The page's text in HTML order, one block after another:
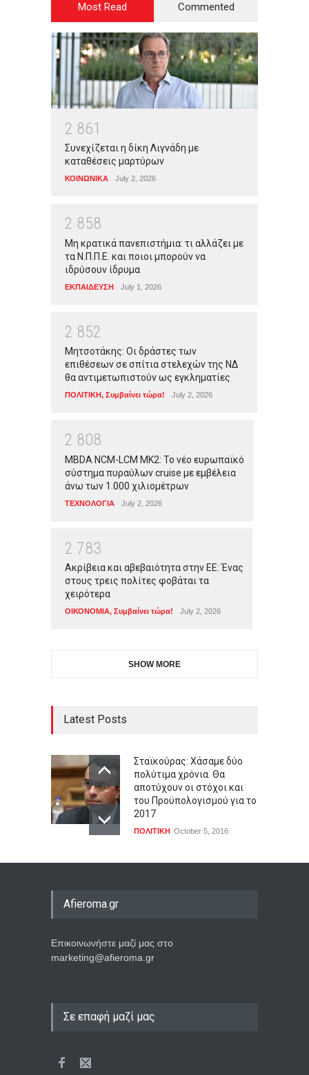
Most Read Commented
2 861
Συνεχίζεται η δίκη Λιγνάδη με
καταθέσεις μαρτύρων
ΚΟΙΝΩΝΙΚΑ July 2, 2026
2 858
Μη κρατικά πανεπιστήμια: τι αλλάζει με
τα Ν.Π.Π.Ε. και ποιοι μπορούν να
ιδρύσουν ίδρυμα
ΕΚΠΑΙΔΕΥΣΗ July 1, 2026
2 852
Μητσοτάκης: Οι δράστες των
επιθέσεων σε σπίτια στελεχών της ΝΔ
θα αντιμετωπιστούν ως εγκληματίες
ΠΟΛΙΤΙΚΗ, Συμβαίνει τώρα! July 2, 2026
2 808
MBDA NCM-LCM MK2: Το νέο ευρωπαϊκό
σύστημα πυραύλων cruise με εμβέλεια
άνω των 1.000 χιλιομέτρων
ΤΕΧΝΟΛΟΓΙΑ July 2, 2026
2 783
Ακρίβεια και αβεβαιότητα στην ΕΕ: Ένας
στους τρεις πολίτες φοβάται τα
χειρότερα
ΟΙΚΟΝΟΜΙΑ, Συμβαίνει τώρα! July 2, 2026
SHOW MORE
Latest Posts
Σταϊκούρας: Χάσαμε δύο
πολύτιμα χρόνια. Θα
αποτύχουν οι στόχοι και
του Προϋπολογισμού για το
2017
ΠΟΛΙΤΙΚΗ October 5, 2016
Afieroma.gr
Επικοινωνήστε μαζί μας στο
marketing@afieroma.gr
Σε επαφή μαζί μας